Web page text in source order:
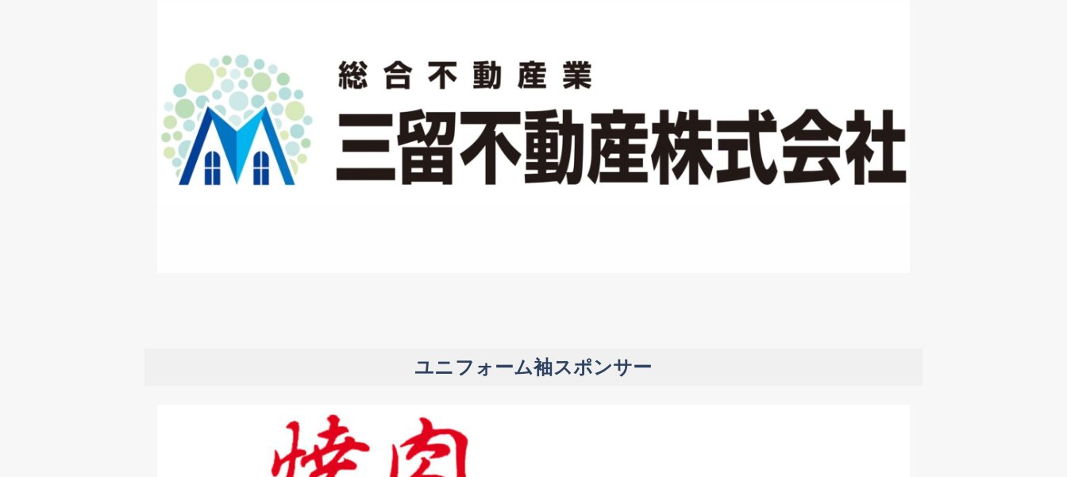
ユニフォーム袖スポンサー